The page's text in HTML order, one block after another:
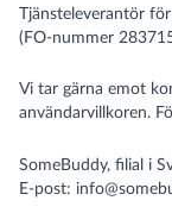
Tjänsteleverantör
(FO-nummer
Vi tar gärna emot
användarvillkoren.
SomeBuddy, filial i
E-post: